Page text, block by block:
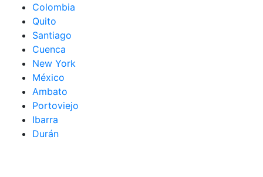
Colombia
Quito
Santiago
Cuenca
New York
México
Ambato
Portoviejo
Ibarra
Durán